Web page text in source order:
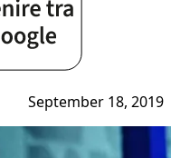
September 18, 2019